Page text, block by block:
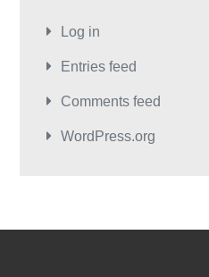
Log in
Entries feed
Comments feed
WordPress.org